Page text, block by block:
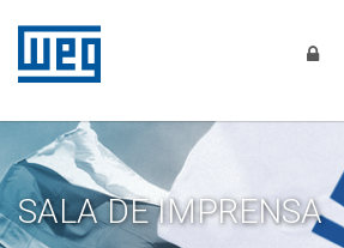
SALA DE IMPRENSA